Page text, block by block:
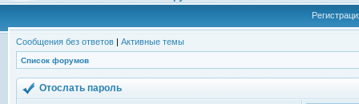
Сообщения без ответов | Активные темы
Список форумов
Отослать пароль